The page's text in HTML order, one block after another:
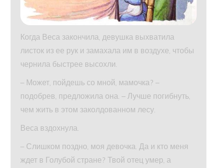
Когда Веса закончила, девушка выхватила
листок из ее рук и замахала им в воздухе, чтобы
чернила быстрее высохли.
– Может, пойдешь со мной, мамочка? –
подобрев, предложила она. – Лучше погибнуть,
чем жить в этом заколдованном лесу.
Веса вздохнула.
– Слишком поздно, моя девочка. Да и кто меня
ждет в Голубой стране? Твой отец умер, а